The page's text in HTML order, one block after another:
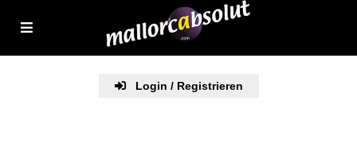
Login / Registrieren